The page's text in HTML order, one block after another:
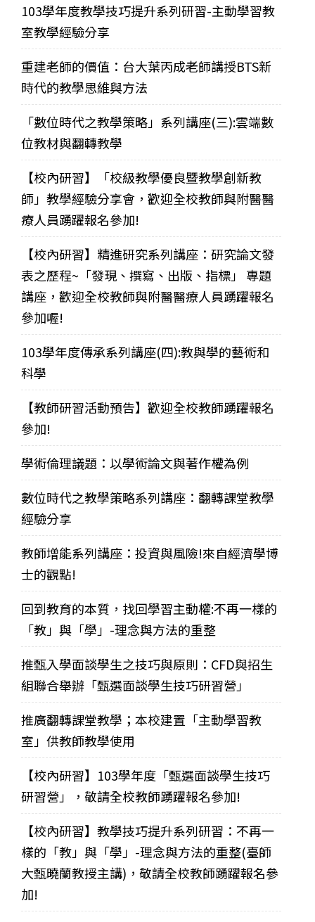
103學年度教學技巧提升系列研習-主動學習教
室教學經驗分享
重建老師的價值：台大葉丙成老師講授BTS新
時代的教學思維與方法
「數位時代之教學策略」系列講座(三):雲端數
位教材與翻轉教學
【校內研習】「校級教學優良暨教學創新教
師」教學經驗分享會，歡迎全校教師與附醫醫
療人員踴躍報名參加!
【校內研習】精進研究系列講座：研究論文發
表之歷程~「發現、撰寫、出版、指標」 專題
講座，歡迎全校教師與附醫醫療人員踴躍報名
參加喔!
103學年度傳承系列講座(四):教與學的藝術和
科學
【教師研習活動預告】歡迎全校教師踴躍報名
參加!
學術倫理議題：以學術論文與著作權為例
數位時代之教學策略系列講座：翻轉課堂教學
經驗分享
教師增能系列講座：投資與風險!來自經濟學博
士的觀點!
回到教育的本質，找回學習主動權:不再一樣的
「教」與「學」-理念與方法的重整
推甄入學面談學生之技巧與原則：CFD與招生
組聯合舉辦「甄選面談學生技巧研習營」
推廣翻轉課堂教學；本校建置「主動學習教
室」供教師教學使用
【校內研習】103學年度「甄選面談學生技巧
研習營」，敬請全校教師踴躍報名參加!
【校內研習】教學技巧提升系列研習：不再一
樣的「教」與「學」-理念與方法的重整(臺師
大甄曉蘭教授主講)，敬請全校教師踴躍報名參
加!